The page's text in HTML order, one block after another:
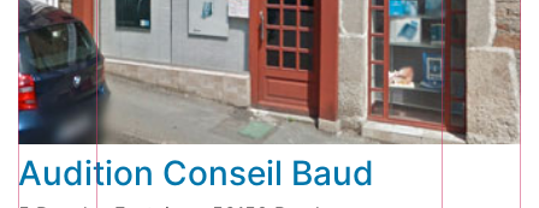
Audition Conseil Baud